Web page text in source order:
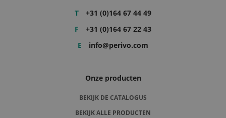
T
+31 (0)164 67 44 49
F
+31 (0)164 67 22 43
E
info@perivo.com
Onze producten
BEKIJK DE CATALOGUS
BEKIJK ALLE PRODUCTEN